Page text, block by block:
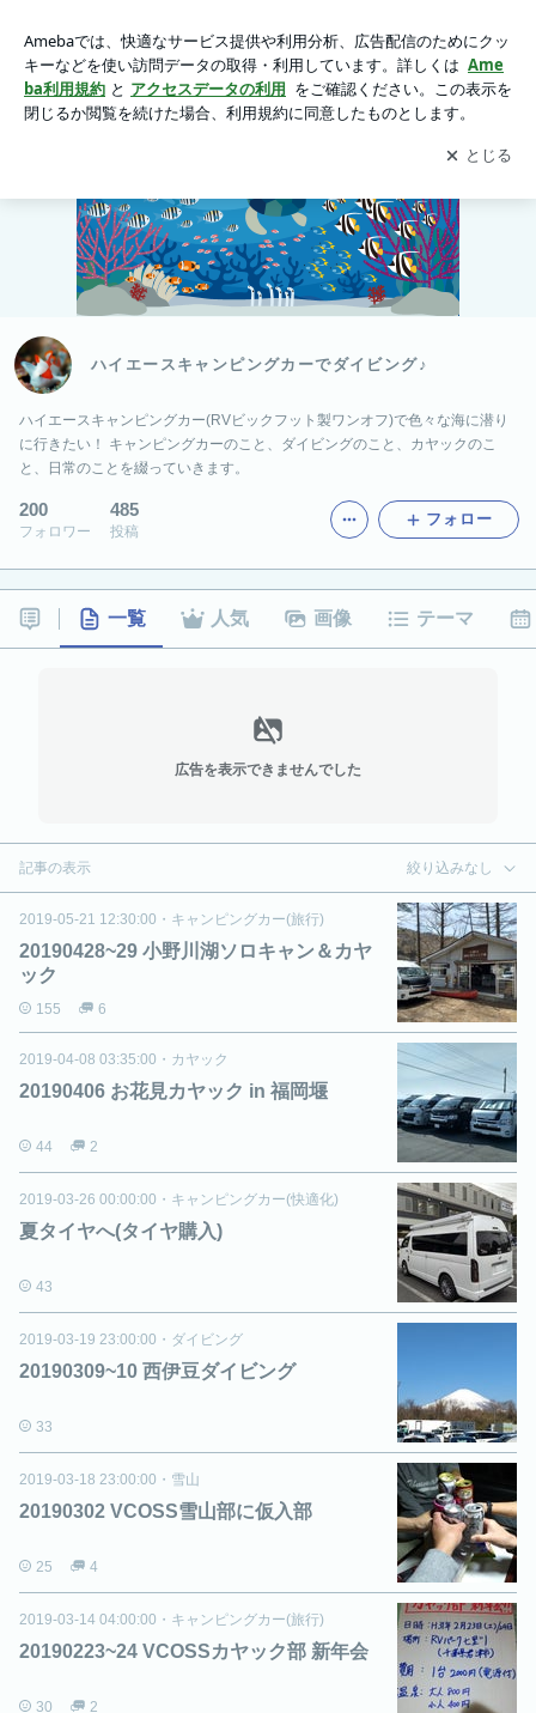
アプリをダウンロードして ブログの更新通知
を受け取りまし
ょう。
開く
ハイエースキャンピングカーでダイビング♪
ハイエースキャンピングカー(RVビックフット製ワンオフ)で色々な海に潜り
に行きたい！ キャンピングカーのこと、ダイビングのこと、カヤックのこ
と、日常のことを綴っていきます。
200
フォロワー
485
投稿
フォロー
一覧 人気 画像 テーマ
広告を表示できませんでした
記事の表示 絞り込みなし
2019-05-21 12:30:00 ・ キャンピングカー(旅行)
20190428~29 小野川湖ソロキャン＆カヤ
ック
155 6
2019-04-08 03:35:00 ・ カヤック
20190406 お花見カヤック in 福岡堰
44 2
2019-03-26 00:00:00 ・ キャンピングカー(快適化)
夏タイヤへ(タイヤ購入)
43
2019-03-19 23:00:00 ・ ダイビング
20190309~10 西伊豆ダイビング
33
2019-03-18 23:00:00 ・ 雪山
20190302 VCOSS雪山部に仮入部
25 4
2019-03-14 04:00:00 ・ キャンピングカー(旅行)
20190223~24 VCOSSカヤック部 新年会
30 2